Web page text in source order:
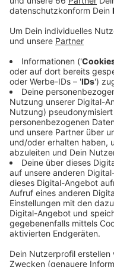
Veröffentlicht:
Anzeige
Seit dem Morgen
Computerpanne zu
sich nicht im
viele Daten keinen
bearbeiten.
das Standes- oder
zwar geöffnet,
Auch die
Hotline der Stadt
Besucher, deren
werden konnten,
Gutschein für eine
Burgplatz als